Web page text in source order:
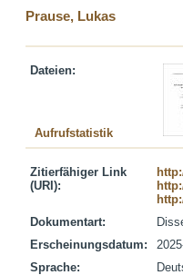
Prause, Lukas
Dateien:
Aufrufstatistik
Zitierfähiger Link
(URI):
Dokumentart:
Erscheinungsdatum:
Sprache: